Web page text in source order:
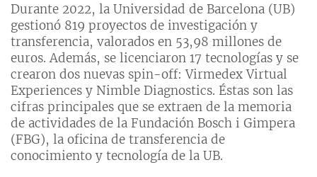
Durante 2022, la Universidad de Barcelona (UB)
gestionó 819 proyectos de investigación y
transferencia, valorados en 53,98 millones de
euros. Además, se licenciaron 17 tecnologías y se
crearon dos nuevas spin-off: Virmedex Virtual
Experiences y Nimble Diagnostics. Éstas son las
cifras principales que se extraen de la memoria
de actividades de la Fundación Bosch i Gimpera
(FBG), la oficina de transferencia de
conocimiento y tecnología de la UB.